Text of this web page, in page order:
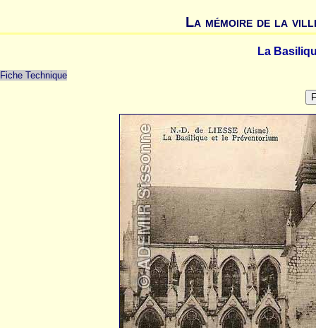
La mémoire de la
La
Fiche Technique